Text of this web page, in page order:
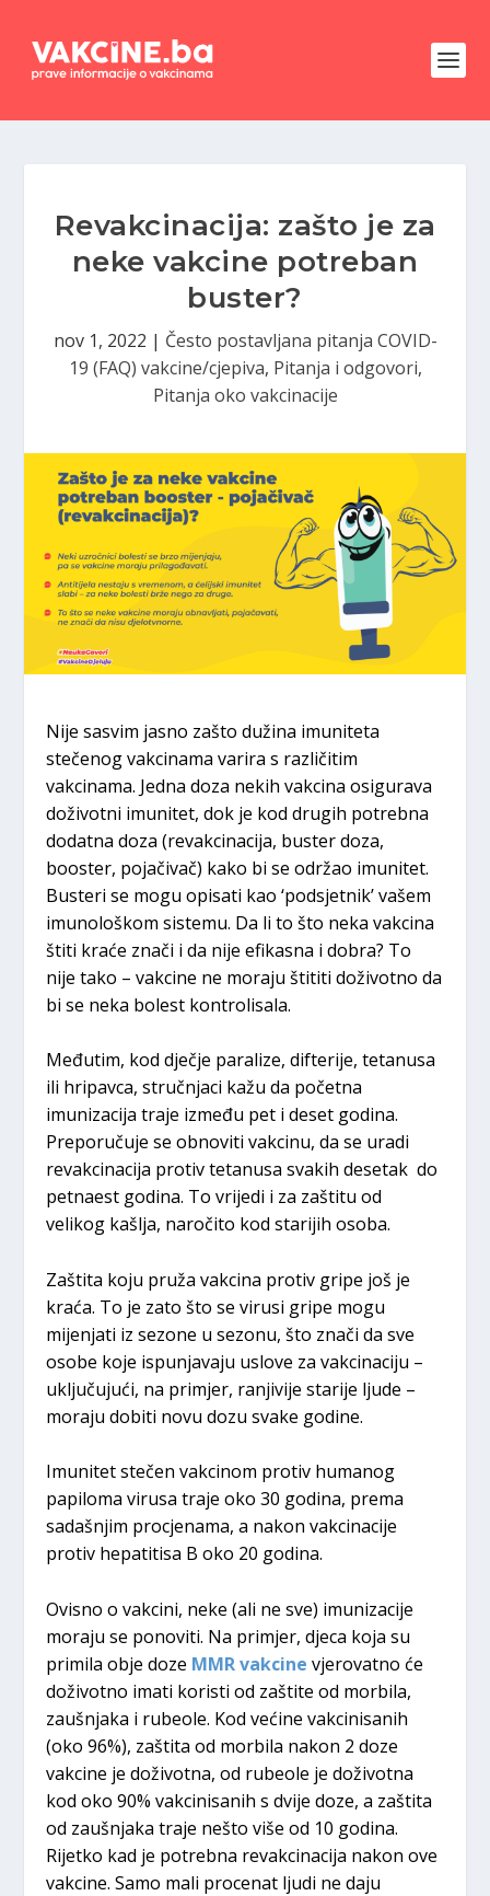
Revakcinacija: zašto je za
neke vakcine potreban
buster?
nov 1, 2022 | Često postavljana pitanja COVID-
19 (FAQ) vakcine/cjepiva, Pitanja i odgovori,
Pitanja oko vakcinacije
Nije sasvim jasno zašto dužina imuniteta
stečenog vakcinama varira s različitim
vakcinama. Jedna doza nekih vakcina osigurava
doživotni imunitet, dok je kod drugih potrebna
dodatna doza (revakcinacija, buster doza,
booster, pojačivač) kako bi se održao imunitet.
Busteri se mogu opisati kao ‘podsjetnik’ vašem
imunološkom sistemu. Da li to što neka vakcina
štiti kraće znači i da nije efikasna i dobra? To
nije tako – vakcine ne moraju štititi doživotno da
bi se neka bolest kontrolisala.
Međutim, kod dječje paralize, difterije, tetanusa
ili hripavca, stručnjaci kažu da početna
imunizacija traje između pet i deset godina.
Preporučuje se obnoviti vakcinu, da se uradi
revakcinacija protiv tetanusa svakih desetak do
petnaest godina. To vrijedi i za zaštitu od
velikog kašlja, naročito kod starijih osoba.
Zaštita koju pruža vakcina protiv gripe još je
kraća. To je zato što se virusi gripe mogu
mijenjati iz sezone u sezonu, što znači da sve
osobe koje ispunjavaju uslove za vakcinaciju –
uključujući, na primjer, ranjivije starije ljude –
moraju dobiti novu dozu svake godine.
Imunitet stečen vakcinom protiv humanog
papiloma virusa traje oko 30 godina, prema
sadašnjim procjenama, a nakon vakcinacije
protiv hepatitisa B oko 20 godina.
Ovisno o vakcini, neke (ali ne sve) imunizacije
moraju se ponoviti. Na primjer, djeca koja su
primila obje doze MMR vakcine vjerovatno će
doživotno imati koristi od zaštite od morbila,
zaušnjaka i rubeole. Kod većine vakcinisanih
(oko 96%), zaštita od morbila nakon 2 doze
vakcine je doživotna, od rubeole je doživotna
kod oko 90% vakcinisanih s dvije doze, a zaštita
od zaušnjaka traje nešto više od 10 godina.
Rijetko kad je potrebna revakcinacija nakon ove
vakcine. Samo mali procenat ljudi ne daju